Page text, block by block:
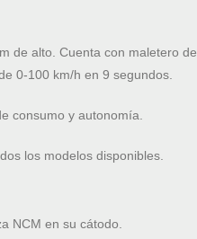
de alto. Cuenta con maletero
0-100 km/h en 9 segundos.
consumo y autonomía.
los modelos disponibles.
NCM en su cátodo.